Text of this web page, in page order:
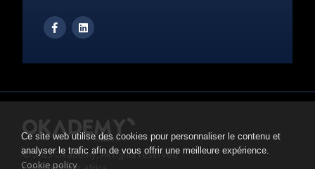
Ce site web utilise des cookies pour personnaliser le contenu et
analyser le trafic afin de vous offrir une meilleure expérience.
Cookie policy
© 2023 Okademy, All rights reserved